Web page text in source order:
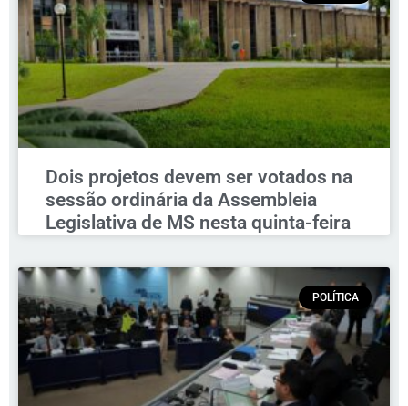
Dois projetos devem ser votados na
sessão ordinária da Assembleia
Legislativa de MS nesta quinta-feira
POLÍTICA